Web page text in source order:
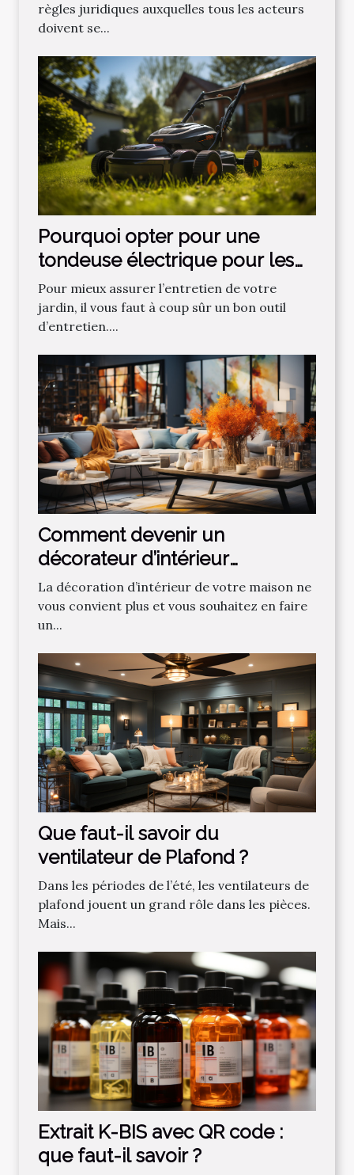
règles juridiques auxquelles tous les acteurs
doivent se...
Pourquoi opter pour une
tondeuse électrique pour les
gazons ?
Pour mieux assurer l’entretien de votre
jardin, il vous faut à coup sûr un bon outil
d’entretien....
Comment devenir un
décorateur d’intérieur
professionnel ?
La décoration d’intérieur de votre maison ne
vous convient plus et vous souhaitez en faire
un...
Que faut-il savoir du
ventilateur de Plafond ?
Dans les périodes de l’été, les ventilateurs de
plafond jouent un grand rôle dans les pièces.
Mais...
Extrait K-BIS avec QR code :
que faut-il savoir ?